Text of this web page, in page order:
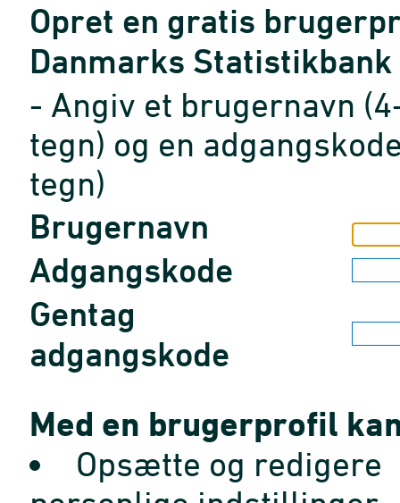
Opret en gratis
Danmarks Statistikbank
- Angiv et brugernavn
tegn) og en
tegn)
Brugernavn
Adgangskode
Gentag
adgangskode
Med en brugerprofil
Opsætte og redigere